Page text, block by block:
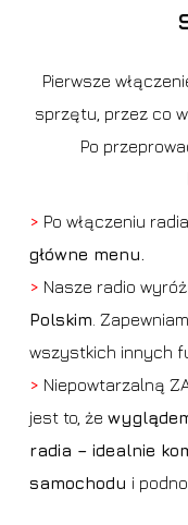
Pierwsze
sprzętu, przez co
Po
> Po włączeniu radia
główne menu.
> Nasze radio
Polskim .
wszystkich innych
> Niepowtarzalną
jest to, że
radia – idealnie
samochodu i